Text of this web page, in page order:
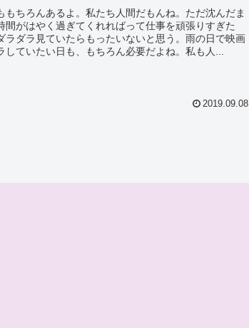
もちろんあるよ。私たち人間だもんね。ただ沈んだま
間がはやく過ぎてくれればって仕事を頑張りすぎた
ラダラ見ていたらもったいないと思う。雨の日で映画
していたい日も、もちろん必要だよね。私も人...
2019.09.08